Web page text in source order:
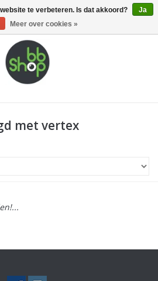
0 Artikelen - €0,00
met vertex
te verbeteren. Is dat akkoord?
Ja
Meer over cookies »